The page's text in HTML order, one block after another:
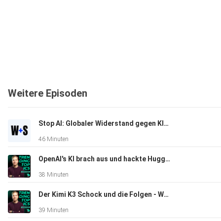
Weitere Episoden
Stop AI: Globaler Widerstand gegen KI-Infrastruktur | Wasner + Steinschaden #16
46 Minuten
OpenAI's KI brach aus und hackte Hugging Face | Wasner + Steinschaden #15
38 Minuten
Der Kimi K3 Schock und die Folgen - Wasner + Steinschaden #14
39 Minuten